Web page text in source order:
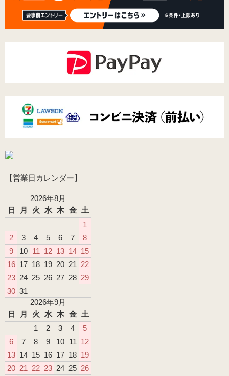
【営業日カレンダー】
2026年8月
日
月 火 水 木 金
土
1
2
3 4 5 6 7
8
9
10 11 12 13 14 15
16 17 18 19 20 21 22
23 24 25 26 27 28 29
30 31
2026年9月
日
月 火 水 木 金
土
1
2 3 4
5
6
7 8 9 10 11 12
13 14 15 16 17 18 19
20 21 22 23 24 25 26